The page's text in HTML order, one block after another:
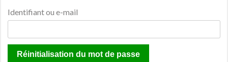
Identifiant ou e-mail
Réinitialisation du mot de passe